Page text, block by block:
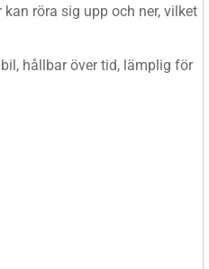
röra sig upp och ner, vilket
hållbar över tid, lämplig för